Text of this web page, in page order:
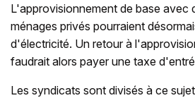
L'approvisionnement de base avec
ménages privés pourraient
d'électricité. Un retour à
faudrait alors payer une taxe
Les syndicats sont divisés à ce